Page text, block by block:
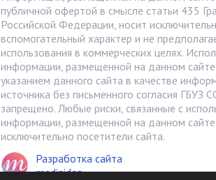
публичной офертой в смысле статьи 435
Российской Федерации, носит
вспомогательный характер и не
использования в коммерческих целях.
информации, размещенной на данном
указанием данного сайта в качестве
источника без письменного согласия ГБУЗ
запрещено. Любые риски, связанные с
информации, размещенной на данном
исключительно посетители сайта.
Разработка сайта
mediaidea